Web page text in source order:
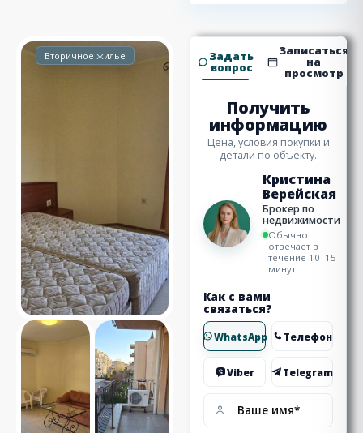
Вторичное жилье Задать
вопрос
Записаться
на
просмотр
Получить
информацию
Цена, условия покупки и
детали по объекту.
Кристина
Верейская
Брокер по
недвижимости
Обычно
отвечает в
течение 10–15
минут
Как с вами
связаться?
WhatsApp Телефон
Viber Telegram